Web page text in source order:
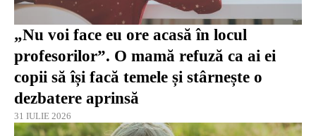
„Nu voi face eu ore acasă în locul
profesorilor”. O mamă refuză ca ai ei
copii să își facă temele și stârnește o
dezbatere aprinsă
31 IULIE 2026